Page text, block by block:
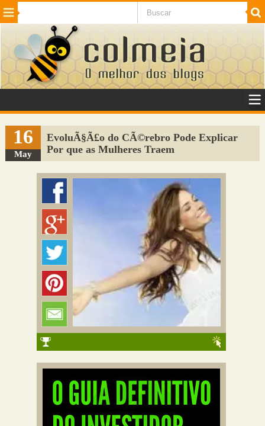
Beleza Cinema e TV
Internet Jogos NotÃ­cias SaÃºde
VeÃ­culos Adulto
Sugerir Link
Adicionar Blog
Colmeia Exchange
16
May
EvoluÃ§Ã£o do CÃ©rebro Pode Explicar
Por que as Mulheres Traem